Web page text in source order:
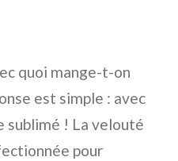
quoi mange-t-on
est simple : avec
sublimé ! La velouté
pour